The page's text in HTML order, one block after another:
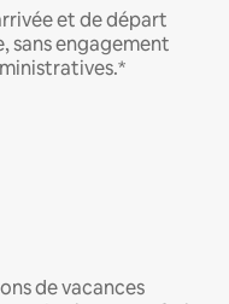
et de départ
sans engagement
de vacances